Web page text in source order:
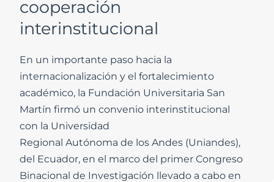
cooperación
interinstitucional
En un importante paso hacia la
internacionalización y el fortalecimiento
académico, la Fundación Universitaria San
Martín firmó un convenio interinstitucional
con la Universidad
Regional Autónoma de los Andes (Uniandes),
del Ecuador, en el marco del primer Congreso
Binacional de Investigación llevado a cabo en